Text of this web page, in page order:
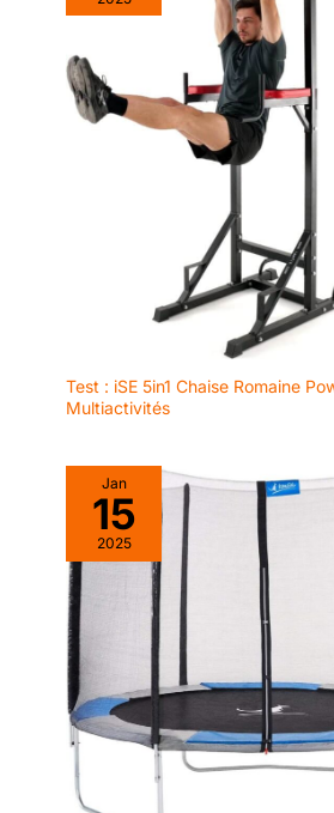
Test : iSE 5in1 Chaise Romaine
Multiactivités
Jan
15
2025